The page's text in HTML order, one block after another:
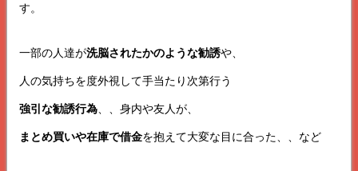
す。
一部の人達が洗脳されたかのような勧誘や、
人の気持ちを度外視して手当たり次第行う
強引な勧誘行為、、身内や友人が、
まとめ買いや在庫で借金を抱えて大変な目に合った、、など